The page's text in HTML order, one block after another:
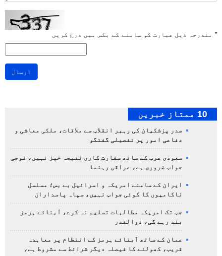
* مندرجہ ذیل عبارت کو سامنے کے بکس میں درج کریں
ارسال
10 ممتاز خبریں
صدر پزشکیان کی رہبر انقلاب سے ملاقات، ملکی معاشی و
دفاعی امور پر تفصیلی گفتگو
سعودی عرب کے ساتھ سفارت کاری نتیجہ خیز نہیں، فوجی
جواب ضروری ہے، عراقی رہنما
ایران کے سامنے امریکہ و اسرائیل بے بس؛ مسلسل
ناکامیوں کا کوئی جواب نہیں، سپاہ پاسداران
جب تک امریکہ مطالبات تسلیم نہ کرے، آبنائے ہرمز
بند رہے گی، ذوالقدر
عمان کے ساتھ آبنائے ہرمز کے انتظام پر معاہدہ
قریب، کھولنے کا فیصلہ دیگر شرائط سے مشروط ہے،